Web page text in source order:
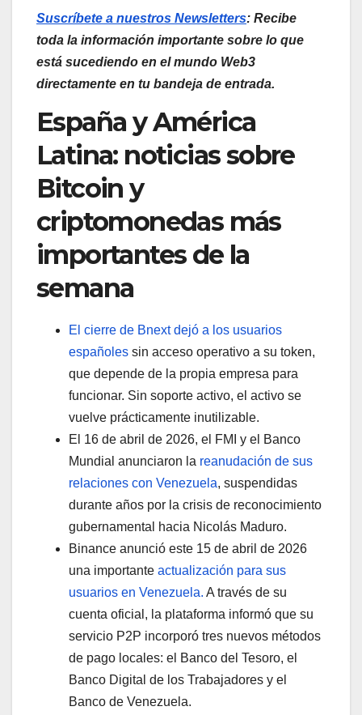
Suscríbete a nuestros Newsletters: Recibe
toda la información importante sobre lo que
está sucediendo en el mundo Web3
directamente en tu bandeja de entrada.
España y América
Latina: noticias sobre
Bitcoin y
criptomonedas más
importantes de la
semana
El cierre de Bnext dejó a los usuarios
españoles sin acceso operativo a su token,
que depende de la propia empresa para
funcionar. Sin soporte activo, el activo se
vuelve prácticamente inutilizable.
El 16 de abril de 2026, el FMI y el Banco
Mundial anunciaron la reanudación de sus
relaciones con Venezuela, suspendidas
durante años por la crisis de reconocimiento
gubernamental hacia Nicolás Maduro.
Binance anunció este 15 de abril de 2026
una importante actualización para sus
usuarios en Venezuela. A través de su
cuenta oficial, la plataforma informó que su
servicio P2P incorporó tres nuevos métodos
de pago locales: el Banco del Tesoro, el
Banco Digital de los Trabajadores y el
Banco de Venezuela.